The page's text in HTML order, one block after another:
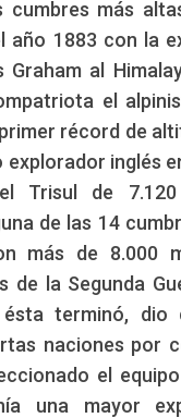
cumbres más
año 1883 con la
Graham al
el
récord de
inglés
el Trisul de
de las 14
más de 8.000
de la Segunda
terminó, dio
naciones por
el
una mayor